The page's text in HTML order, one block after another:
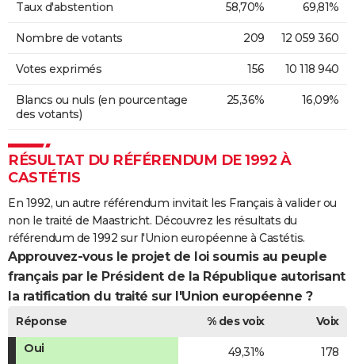
Taux d'abstention 58,70% 69,81%
Nombre de votants 209 12 059 360
Votes exprimés 156 10 118 940
Blancs ou nuls (en pourcentage
des votants)
25,36% 16,09%
RÉSULTAT DU RÉFÉRENDUM DE 1992 À
CASTÉTIS
En 1992, un autre référendum invitait les Français à valider ou
non le traité de Maastricht. Découvrez les résultats du
référendum de 1992 sur l'Union européenne à Castétis.
Approuvez-vous le projet de loi soumis au peuple
français par le Président de la République autorisant
la ratification du traité sur l'Union européenne ?
Réponse % des voix
Voix
Oui
49,31% 178